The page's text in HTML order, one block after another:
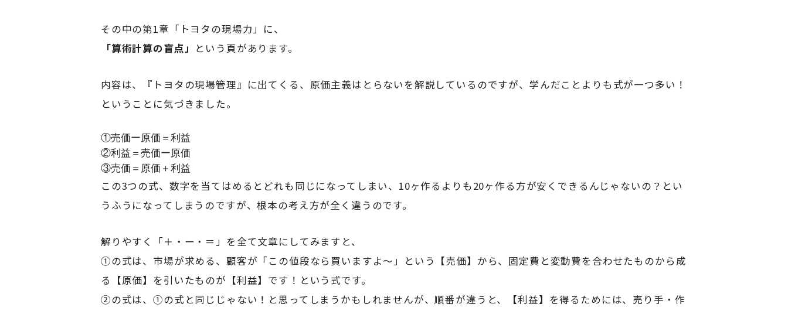
その中の第1章「トヨタの現場力」に、
「算術計算の盲点」 という頁があります。
内容は、『トヨタの現場管理』に出てくる、原価主義はとらないを解説しているのですが、学んだことよりも式が一つ多い！
ということに気づきました。
①売価ー原価＝利益
②利益＝売価ー原価
③売価＝原価＋利益
この3つの式、数字を当てはめるとどれも同じになってしまい、10ヶ作るよりも20ヶ作る方が安くできるんじゃないの？とい
うふうになってしまうのですが、根本の考え方が全く違うのです。
解りやすく「＋・ー・＝」を全て文章にしてみますと、
①の式は、市場が求める、顧客が「この値段なら買いますよ～」という【売価】から、固定費と変動費を合わせたものから成
る【原価】を引いたものが【利益】です！という式です。
②の式は、①の式と同じじゃない！と思ってしまうかもしれませんが、順番が違うと、【利益】を得るためには、売り手・作